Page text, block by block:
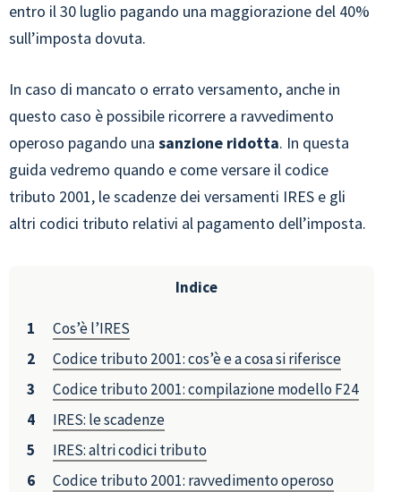
entro il 30 luglio pagando una maggiorazione del 40%
sull’imposta dovuta.
In caso di mancato o errato versamento, anche in
questo caso è possibile ricorrere a ravvedimento
operoso pagando una sanzione ridotta. In questa
guida vedremo quando e come versare il codice
tributo 2001, le scadenze dei versamenti IRES e gli
altri codici tributo relativi al pagamento dell’imposta.
Indice
Cos’è l’IRES
Codice tributo 2001: cos’è e a cosa si riferisce
Codice tributo 2001: compilazione modello F24
IRES: le scadenze
IRES: altri codici tributo
Codice tributo 2001: ravvedimento operoso